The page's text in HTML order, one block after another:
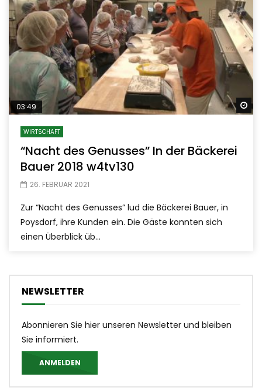
03:49
WIRTSCHAFT
“Nacht des Genusses” In der Bäckerei
Bauer 2018 w4tv130
26. FEBRUAR 2021
Zur “Nacht des Genusses” lud die Bäckerei Bauer, in
Poysdorf, ihre Kunden ein. Die Gäste konnten sich
einen Überblick üb...
NEWSLETTER
Abonnieren Sie hier unseren Newsletter und bleiben
Sie informiert.
ANMELDEN